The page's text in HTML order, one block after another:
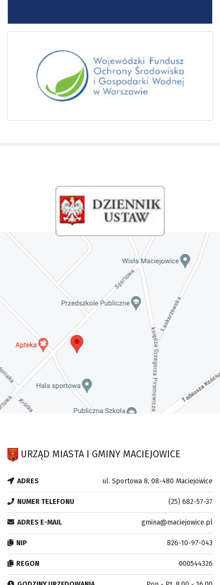
URZĄD MIASTA I GMINY MACIEJOWICE
ADRES ul. Sportowa 8, 08-480 Maciejowice
NUMER TELEFONU (25) 682-57-37
ADRES E-MAIL gmina@maciejowice.pl
NIP 826-10-97-043
REGON 000544326